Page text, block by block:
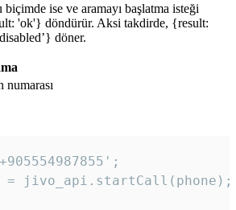
biçimde ise ve aramayı başlatma isteği
'ok'} döndürür. Aksi takdirde, {result:
döner.
numarası
jivo_api.startCall(phone);